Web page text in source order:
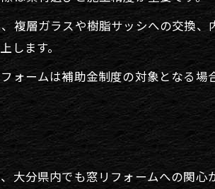
複層ガラスや樹脂サッシへの交換、
します。
ォームは補助金制度の対象となる場
大分県内でも窓リフォームへの関心